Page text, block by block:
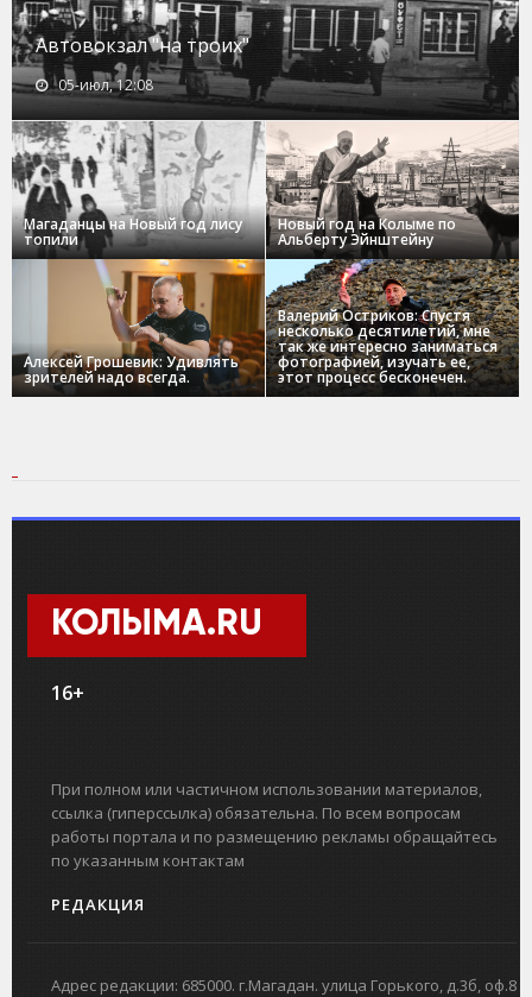
Автовокзал "на троих"
05-июл, 12:08
Магаданцы на Новый год лису
топили
Новый год на Колыме по
Альберту Эйнштейну
Алексей Грошевик: Удивлять
зрителей надо всегда.
Валерий Остриков: Спустя
несколько десятилетий, мне
так же интересно заниматься
фотографией, изучать ее,
этот процесс бесконечен.
КОЛЫМА.RU
16+
При полном или частичном использовании материалов,
ссылка (гиперссылка) обязательна. По всем вопросам
работы портала и по размещению рекламы обращайтесь
по указанным контактам
РЕДАКЦИЯ
Адрес редакции: 685000. г.Магадан. улица Горького, д.3б, оф.8